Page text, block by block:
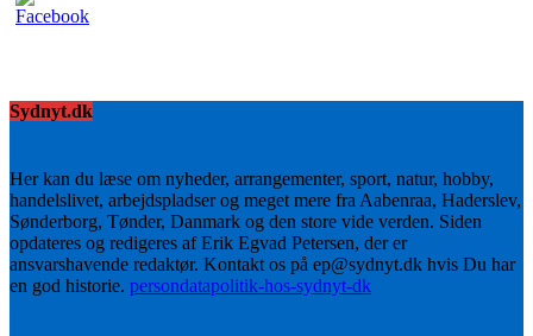
Sydnyt.dk
Her kan du læse om nyheder, arrangementer, sport, natur, hobby,
handelslivet, arbejdspladser og meget mere fra Aabenraa, Haderslev,
Sønderborg, Tønder, Danmark og den store vide verden. Siden
opdateres og redigeres af Erik Egvad Petersen, der er
ansvarshavende redaktør. Kontakt os på ep@sydnyt.dk hvis Du har
en god historie. persondatapolitik-hos-sydnyt-dk